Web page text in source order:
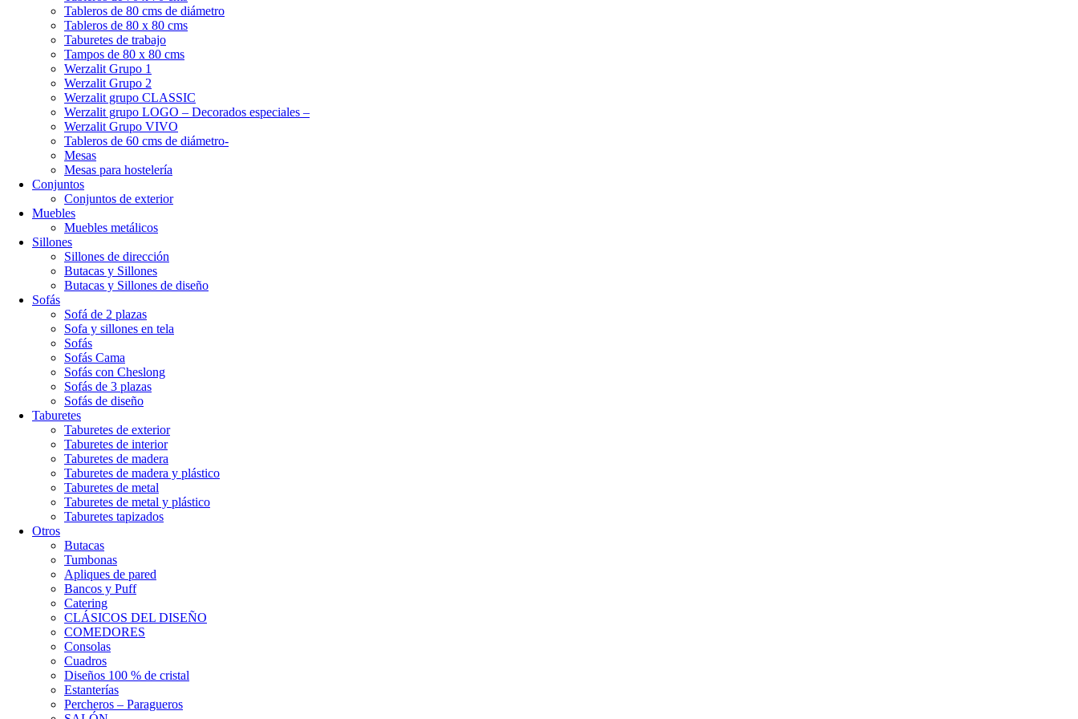
Tableros de 80 cms de diámetro
Tableros de 80 x 80 cms
Taburetes de trabajo
Tampos de 80 x 80 cms
Werzalit Grupo 1
Werzalit Grupo 2
Werzalit grupo CLASSIC
Werzalit grupo LOGO – Decorados especiales –
Werzalit Grupo VIVO
Tableros de 60 cms de diámetro-
Mesas
Mesas para hostelería
Conjuntos
Conjuntos de exterior
Muebles
Muebles metálicos
Sillones
Sillones de dirección
Butacas y Sillones
Butacas y Sillones de diseño
Sofás
Sofá de 2 plazas
Sofa y sillones en tela
Sofás
Sofás Cama
Sofás con Cheslong
Sofás de 3 plazas
Sofás de diseño
Taburetes
Taburetes de exterior
Taburetes de interior
Taburetes de madera
Taburetes de madera y plástico
Taburetes de metal
Taburetes de metal y plástico
Taburetes tapizados
Otros
Butacas
Tumbonas
Apliques de pared
Bancos y Puff
Catering
CLÁSICOS DEL DISEÑO
COMEDORES
Consolas
Cuadros
Diseños 100 % de cristal
Estanterías
Percheros – Paragueros